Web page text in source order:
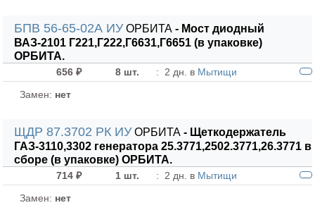
БПВ 56-65-02А ИУ ОРБИТА - Мост диодный
ВАЗ-2101 Г221,Г222,Г6631,Г6651 (в упаковке)
ОРБИТА.
656 ₽ 8 шт. : 2 дн. в Мытищи
Замен: нет
ЩДР 87.3702 РК ИУ ОРБИТА - Щеткодержатель
ГАЗ-3110,3302 генератора 25.3771,2502.3771,26.3771 в
сборе (в упаковке) ОРБИТА.
714 ₽ 1 шт. : 2 дн. в Мытищи
Замен: нет